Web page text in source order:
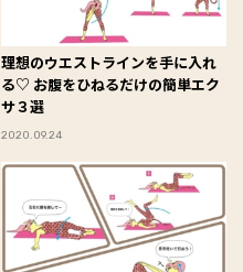
理想のウエストラインを手に入れ
る♡ お腹をひねるだけの簡単エク
サ３選
2020.09.24